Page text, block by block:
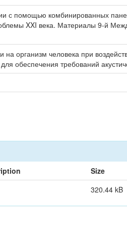
с помощью комбинированных
XXI века. Материалы 9-й
организм человека при
обеспечения требований
Size
320.44 kB